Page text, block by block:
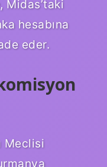
Midas’taki
hesabına
eder.
Meclisi